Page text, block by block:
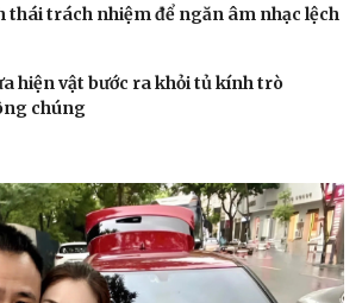
Cửa sổ tình yêu
Hạt giống tâm hồn
thái trách nhiệm để ngăn âm nhạc lệch
hiện vật bước ra khỏi tủ kính trò
chúng